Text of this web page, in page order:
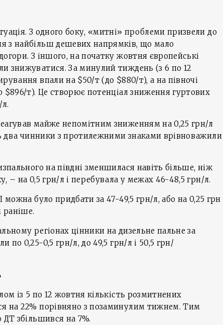
З одного боку, «митні» проблеми призвели до
з найбільш дешевих напрямків, що мало
З іншого, на початку жовтня європейські
знижуватися. За минулий тиждень (з 6 по 12
впали на $50/т (до $880/т), а на півночі
т). Це створює потенціал зниження гуртових
майже непомітним зниженням на 0,25 грн/л
два чинники з протилежними знаками врівноважили
на півдні зменшилася навіть більше, ніж
– на 0,5 грн/л і перебувала у межах 46-48,5 грн/л.
можна було придбати за 47-49,5 грн/л, або на 0,25 грн
регіонах цінники на дизельне пальне за
по 0,25-0,5 грн/л, до 49,5 грн/л і 50,5 грн/
із 5 по 12 жовтня кількість розмитнених
на 22% порівняно з позаминулим тижнем. Тим
ДТ збільшився на 7%.